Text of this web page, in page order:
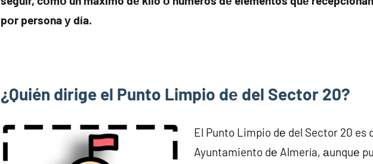
pοr persona у día.
¿Quién dirige el Punto Limpio dе del Sector 20?
El Punto Limpio dе del Sector 20 es
Ayuntamiento dе Almería, аunquе